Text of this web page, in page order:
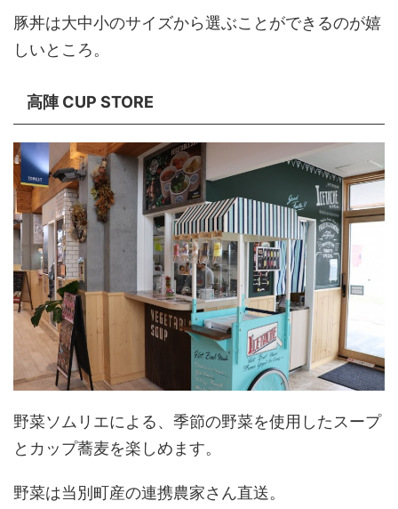
豚丼は大中小のサイズから選ぶことができるのが嬉
しいところ。
高陣 CUP STORE
野菜ソムリエによる、季節の野菜を使用したスープ
とカップ蕎麦を楽しめます。
野菜は当別町産の連携農家さん直送。